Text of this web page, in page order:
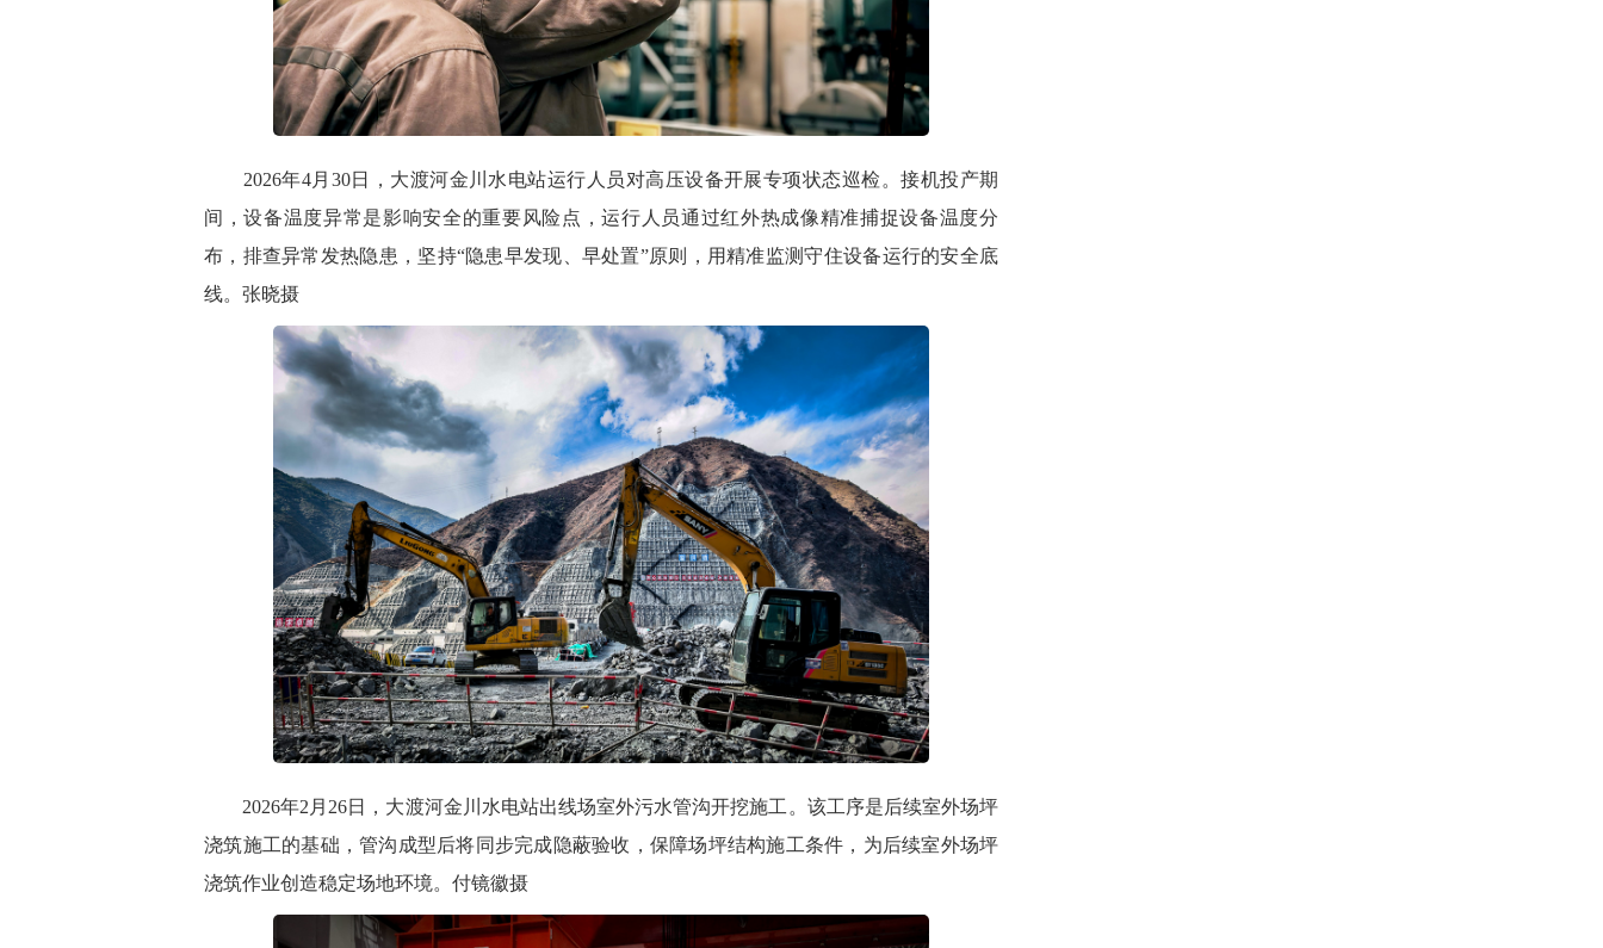
2026年4月30日，大渡河金川水电站运行人员对高压设备开展专项状态巡检。接机投产期
间，设备温度异常是影响安全的重要风险点，运行人员通过红外热成像精准捕捉设备温度分
布，排查异常发热隐患，坚持“隐患早发现、早处置”原则，用精准监测守住设备运行的安全底
线。张晓摄
2026年2月26日，大渡河金川 水电站出线场室外污水管沟开挖施工。该工序是后续室外场坪
浇筑施工的基础，管沟成型后将同步完成隐蔽验收，保障场坪结构施工条件，为后续室外场坪
浇筑作业创造稳定场地环境。付镜徽摄